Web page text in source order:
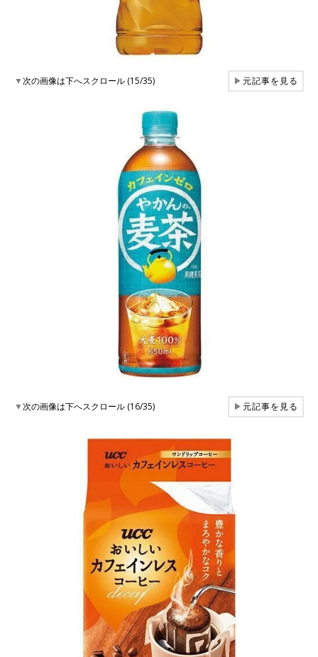
▼次の画像は下へスクロール (15/35) ▶元記事を見る
▼次の画像は下へスクロール (16/35) ▶元記事を見る